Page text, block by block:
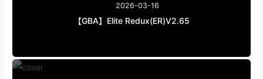
2026-03-16
【GBA】Elite Redux(ER)V2.65